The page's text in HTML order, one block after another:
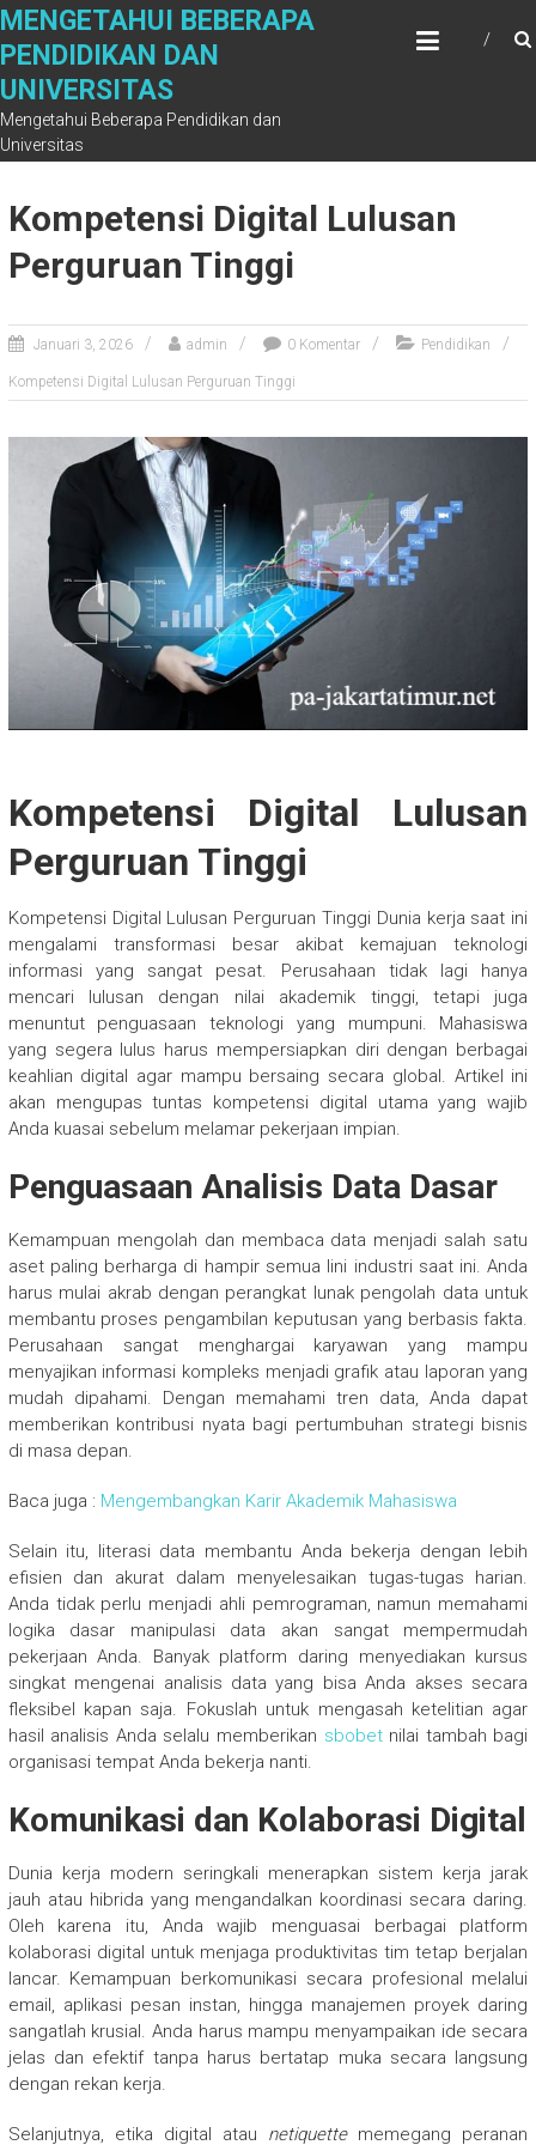
Skip
content
MENGETAHUI BEBERAPA
PENDIDIKAN DAN
UNIVERSITAS
Mengetahui Beberapa Pendidikan dan
Universitas
Kompetensi Digital Lulusan
Perguruan Tinggi
Januari 3, 2026 admin 0 Komentar Pendidikan
Kompetensi Digital Lulusan Perguruan Tinggi
Kompetensi Digital Lulusan
Perguruan Tinggi
Kompetensi Digital Lulusan Perguruan Tinggi Dunia kerja saat ini
mengalami transformasi besar akibat kemajuan teknologi
informasi yang sangat pesat. Perusahaan tidak lagi hanya
mencari lulusan dengan nilai akademik tinggi, tetapi juga
menuntut penguasaan teknologi yang mumpuni. Mahasiswa
yang segera lulus harus mempersiapkan diri dengan berbagai
keahlian digital agar mampu bersaing secara global. Artikel ini
akan mengupas tuntas kompetensi digital utama yang wajib
Anda kuasai sebelum melamar pekerjaan impian.
Penguasaan Analisis Data Dasar
Kemampuan mengolah dan membaca data menjadi salah satu
aset paling berharga di hampir semua lini industri saat ini. Anda
harus mulai akrab dengan perangkat lunak pengolah data untuk
membantu proses pengambilan keputusan yang berbasis fakta.
Perusahaan sangat menghargai karyawan yang mampu
menyajikan informasi kompleks menjadi grafik atau laporan yang
mudah dipahami. Dengan memahami tren data, Anda dapat
memberikan kontribusi nyata bagi pertumbuhan strategi bisnis
di masa depan.
Baca juga : Mengembangkan Karir Akademik Mahasiswa
Selain itu, literasi data membantu Anda bekerja dengan lebih
efisien dan akurat dalam menyelesaikan tugas-tugas harian.
Anda tidak perlu menjadi ahli pemrograman, namun memahami
logika dasar manipulasi data akan sangat mempermudah
pekerjaan Anda. Banyak platform daring menyediakan kursus
singkat mengenai analisis data yang bisa Anda akses secara
fleksibel kapan saja. Fokuslah untuk mengasah ketelitian agar
hasil analisis Anda selalu memberikan sbobetnilai tambah bagi
organisasi tempat Anda bekerja nanti.
Komunikasi dan Kolaborasi Digital
Dunia kerja modern seringkali menerapkan sistem kerja jarak
jauh atau hibrida yang mengandalkan koordinasi secara daring.
Oleh karena itu, Anda wajib menguasai berbagai platform
kolaborasi digital untuk menjaga produktivitas tim tetap berjalan
lancar. Kemampuan berkomunikasi secara profesional melalui
email, aplikasi pesan instan, hingga manajemen proyek daring
sangatlah krusial. Anda harus mampu menyampaikan ide secara
jelas dan efektif tanpa harus bertatap muka secara langsung
dengan rekan kerja.
Selanjutnya, etika digital atau netiquettememegang peranan